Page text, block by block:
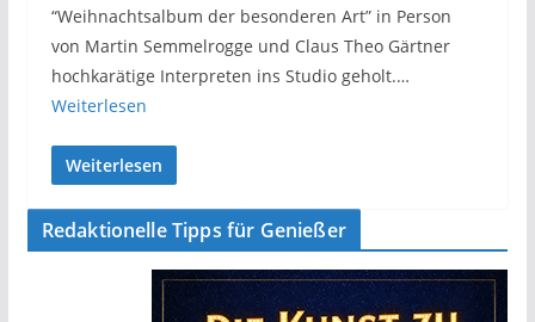
“Weihnachtsalbum der besonderen Art” in Person
von Martin Semmelrogge und Claus Theo Gärtner
hochkarätige Interpreten ins Studio geholt.…
Weiterlesen
Weiterlesen
Redaktionelle Tipps für Genießer